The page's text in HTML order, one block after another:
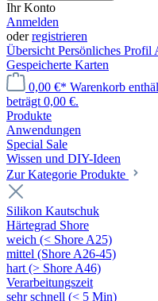
Ihr Konto
Anmelden
oderregistrieren
Übersicht Persönliches Profil
Gespeicherte Karten
0,00 €* Warenkorb
beträgt 0,00 €.
Produkte
Anwendungen
Special Sale
Wissen und DIY-Ideen
Zur Kategorie Produkte
Silikon Kautschuk
Härtegrad Shore
weich (< Shore A25)
mittel (Shore A26-45)
hart (> Shore A46)
Verarbeitungszeit
sehr schnell (< 5 Min)